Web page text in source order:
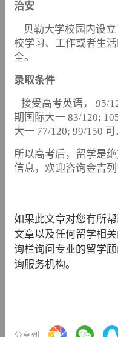
治安
贝勒大学校园内设立
校学习、工作或者生
全。
录取条件
接受高考英语， 95/
期国际大一 83/120;
大一 77/120; 99/150
所以高考后，留学是
信息，欢迎咨询金吉列
如果此文章对您有所
文章以及任何留学相
询栏询问专业的留学
询服务机构。